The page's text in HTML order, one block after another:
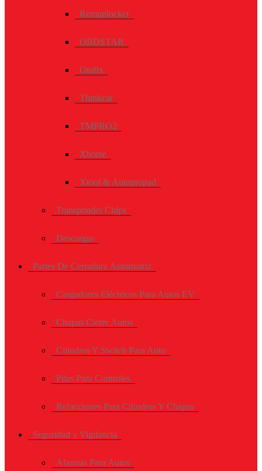
Remunlocker
OBDSTAR
Otofix
Thinkcar
TMPRO2
Xhorse
Xtool & Autopropad
Transponder Chips
Descargas
Partes De Cerradura Automotriz
Cargadores Eléctricos Para Autos EV
Chapas Cierre Autos
Cilindros Y Switch Para Auto
Pilas Para Controles
Refacciones Para Cilindros Y Chapas
Seguridad y Vigilancia
Alarmas Para Autos